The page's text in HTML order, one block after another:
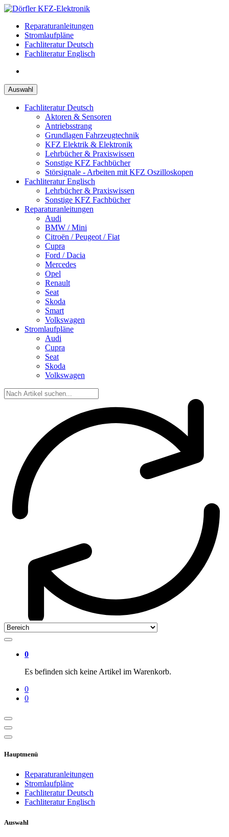
Zum
springenReparaturanleitungen
Stromlaufpläne
Fachliteratur Deutsch
Fachliteratur Englisch
Auswahl
Fachliteratur Deutsch
Aktoren & Sensoren
Antriebsstrang
Grundlagen Fahrzeugtechnik
KFZ Elektrik & Elektronik
Lehrbücher & Praxiswissen
Sonstige KFZ Fachbücher
Störsignale - Arbeiten mit KFZ Oszilloskopen
Fachliteratur Englisch
Lehrbücher & Praxiswissen
Sonstige KFZ Fachbücher
Reparaturanleitungen
Audi
BMW / Mini
Citroën / Peugeot / Fiat
Cupra
Ford / Dacia
Mercedes
Opel
Renault
Seat
Skoda
Smart
Volkswagen
Stromlaufpläne
Audi
Cupra
Seat
Skoda
Volkswagen
0
Es befinden sich keine Artikel im Warenkorb.
0
0
Hauptmenü
Reparaturanleitungen
Stromlaufpläne
Fachliteratur Deutsch
Fachliteratur Englisch
Auswahl